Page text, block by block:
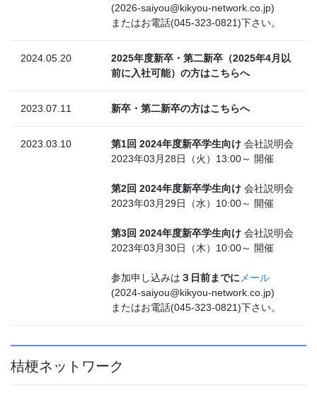
(2026-saiyou@kikyou-network.co.jp)
またはお電話(045-323-0821)下さい。
2024.05.20
2025年度新卒・第二新卒（2025年4月以
前に入社可能）の方はこちらへ
2023.07.11 新卒・第二新卒の方はこちらへ
2023.03.10 第1回 2024年度新卒学生向け 会社説明会
2023年03月28日（火）13:00～ 開催
第2回 2024年度新卒学生向け 会社説明会
2023年03月29日（水）10:00～ 開催
第3回 2024年度新卒学生向け 会社説明会
2023年03月30日（木）10:00～ 開催
参加申し込みは ３日前までに メール
(2024-saiyou@kikyou-network.co.jp)
またはお電話(045-323-0821)下さい。
桔梗ネットワーク